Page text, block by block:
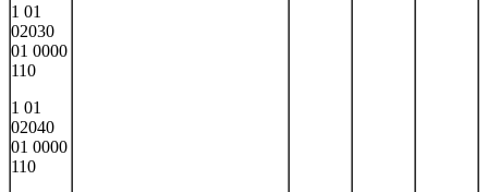
1 01
02030
01 0000
110
1 01
02040
01 0000
110